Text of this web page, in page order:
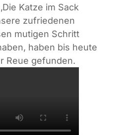
Katze im Sack
zufriedenen
mutigen Schritt
haben bis heute
Reue gefunden.